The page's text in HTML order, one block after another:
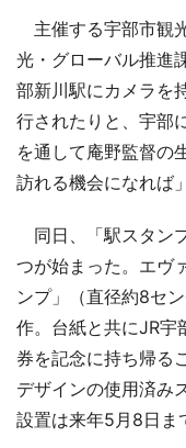
主催する宇部市観
光・グローバル推進
部新川駅にカメラを
行されたりと、宇部
を通して庵野監督の
訪れる機会になれば
同日、「駅スタン
つが始まった。エヴ
ンプ」（直径約8セ
作。台紙と共にJR宇
券を記念に持ち帰る
デザインの使用済み
設置は来年5月8日ま